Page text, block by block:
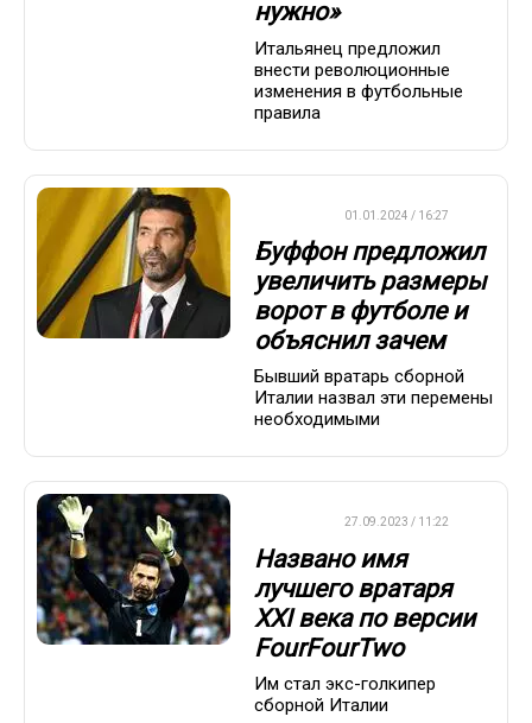
нужно»
Итальянец предложил
внести революционные
изменения в футбольные
правила
01.01.2024 / 16:27
Буффон предложил
увеличить размеры
ворот в футболе и
объяснил зачем
Бывший вратарь сборной
Италии назвал эти перемены
необходимыми
27.09.2023 / 11:22
Названо имя
лучшего вратаря
XXI века по версии
FourFourTwo
Им стал экс-голкипер
сборной Италии